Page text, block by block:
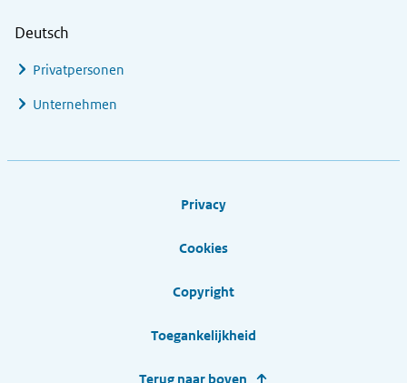
Deutsch
Privatpersonen
Unternehmen
Privacy
Cookies
Copyright
Toegankelijkheid
Terug naar boven